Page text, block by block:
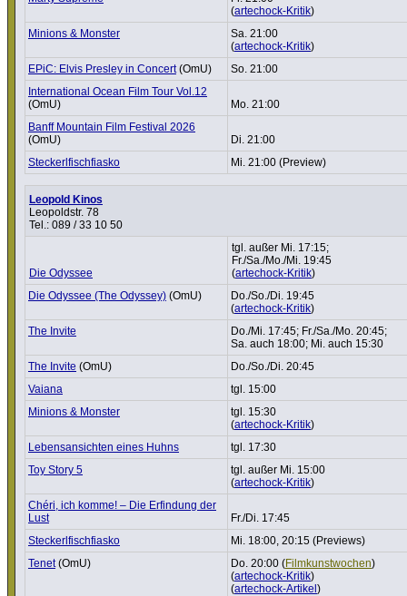
(artechock-Kritik)
Minions & Monster
Sa. 21:00
(artechock-Kritik)
EPiC: Elvis Presley in Concert(OmU)
So. 21:00
Inter­na­tional Ocean Film Tour Vol.12
(OmU)
Mo. 21:00
Banff Mountain Film Festival 2026
(OmU)
Di. 21:00
Steckerl­fisch­fi­asko
Mi. 21:00 (Preview)
Leopold Kinos
Leopoldstr. 78
Tel.: 089 / 33 10 50
Die Odyssee
tgl. außer Mi. 17:15;
Fr./Sa./Mo./Mi. 19:45
(artechock-Kritik)
Die Odyssee (The Odyssey) (OmU)
Do./So./Di. 19:45
(artechock-Kritik)
The Invite
Do./Mi. 17:45; Fr./Sa./Mo. 20:45;
Sa. auch 18:00; Mi. auch 15:30
The Invite (OmU)
Do./So./Di. 20:45
Vaiana
tgl. 15:00
Minions & Monster
tgl. 15:30
(artechock-Kritik)
Lebens­an­sichten eines Huhns
tgl. 17:30
Toy Story 5
tgl. außer Mi. 15:00
(artechock-Kritik)
Chéri, ich komme! – Die Erfindung der
Lust
Fr./Di. 17:45
Steckerl­fisch­fi­asko
Mi. 18:00, 20:15 (Previews)
Tenet(OmU) Do. 20:00 (Film­kunst­wo­chen)
(artechock-Kritik)
(artechock-Artikel)